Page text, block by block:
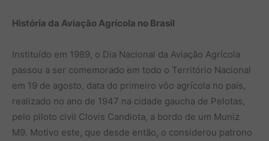
História da Aviação Agrícola no Brasil
Instituído em 1989, o Dia Nacional da Aviação Agrícola
passou a ser comemorado em todo o Território Nacional
em 19 de agosto, data do primeiro vôo agrícola no país,
realizado no ano de 1947 na cidade gaucha de Pelotas,
pelo piloto civil Clovis Candiota, a bordo de um Muniz
M9. Motivo este, que desde então, o considerou patrono